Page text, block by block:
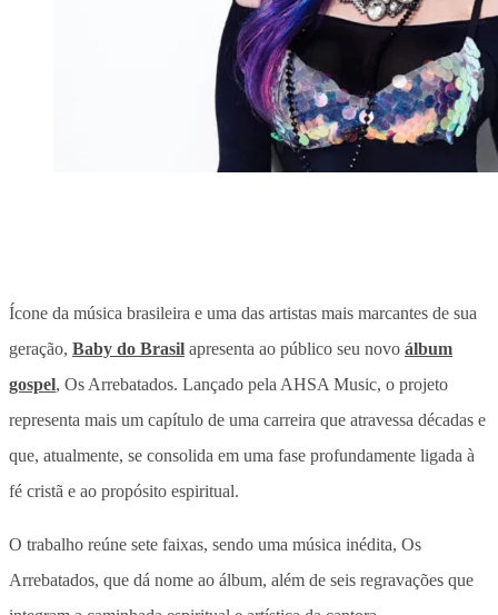
Ícone da música brasileira e uma das artistas mais marcantes de sua
geração, Baby do Brasil apresenta ao público seu novo álbum
gospel, Os Arrebatados. Lançado pela AHSA Music, o projeto
representa mais um capítulo de uma carreira que atravessa décadas e
que, atualmente, se consolida em uma fase profundamente ligada à
fé cristã e ao propósito espiritual.
O trabalho reúne sete faixas, sendo uma música inédita, Os
Arrebatados, que dá nome ao álbum, além de seis regravações que